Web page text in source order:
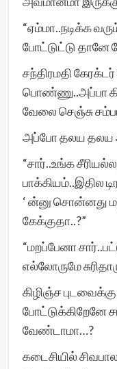
“ஏம்மா..நடிக்க
போட்டுட்டு தானே
சந்திரமதி
பொண்ணு..அப்பா
வேலை செஞ்சு
அப்போ தலய தலய
“சார்..உங்க
பாக்கியம்..இதில
‘ ன்னு சொன்னது
கேக்குதா..?”
“மறப்பேனா
எல்லோருமே
கிழிஞ்ச
போட்டுக்கிறேனே
வேண்டாமா…?
கடைசியில்